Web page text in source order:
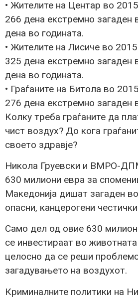
• Жителите на Центар во
266 дена екстремно загаден
дена во годината.
• Жителите на Лисиче во
325 дена екстремно загаден
дена во годината.
• Граѓаните на Битола во
276 дена екстремно загаден
Колку треба граѓаните да
чист воздух? До кога
своето здравје?
Никола Груевски и ВМРО-
630 милиони евра за
Македонија дишат загаден
опасни, канцерогени
Само дел од овие 630
се инвестираат во
целосно да се реши
загадувањето на воздухот.
Криминалните политики на